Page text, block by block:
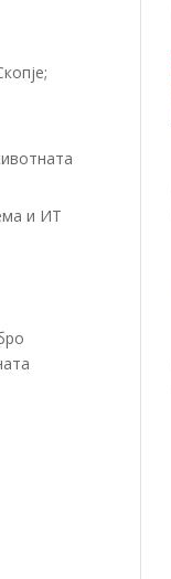
и ИТ